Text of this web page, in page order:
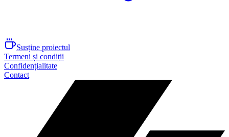
Susține proiectul
Termeni și condiții
Confidențialitate
Contact